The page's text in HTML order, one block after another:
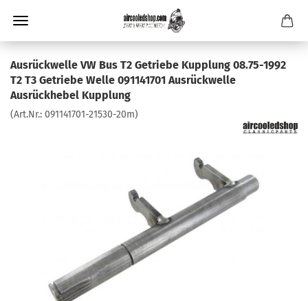
Ausrückwelle VW Bus T2 Getriebe Kupplung 08.75-1992
T2 T3 Getriebe Welle 091141701 Ausrückwelle
Ausrückhebel Kupplung
(Art.Nr.: 091141701-21530-20m)